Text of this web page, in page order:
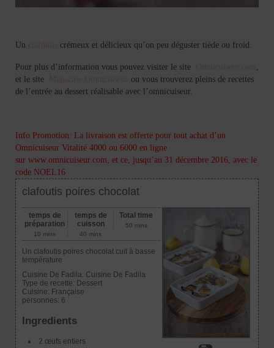
Un crémeux et délicieux qu’on peu déguster tiède ou froid.
Pour plus d’information vous pouvez visiter le site
et le site
ou vous trouverez pleins de recettes
de l’entrée au dessert réalisable avec l’omnicuiseur.
Info Promotion: La livraison est offerte pour tout achat d’un
Omnicuiseur Vitalité 4000 ou 6000 en ligne
sur www.omnicuiseur.com , et ce, jusqu’au 31 décembre 2016, avec le
code NOEL16
clafoutis poires chocolat
temps de
préparation
10 mins
temps de
cuisson
40 mins
Total time
50 mins
Un clafoutis poires chocolat cuit à basse
température
Cuisine De Fadila: Cuisine De Fadila
Type de recette: Dessert
Cuisine: Française
personnes: 6
Ingredients
2 œufs entiers